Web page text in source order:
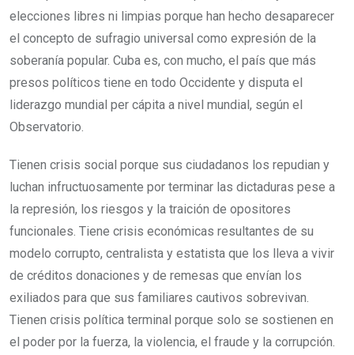
elecciones libres ni limpias porque han hecho desaparecer
el concepto de sufragio universal como expresión de la
soberanía popular. Cuba es, con mucho, el país que más
presos políticos tiene en todo Occidente y disputa el
liderazgo mundial per cápita a nivel mundial, según el
Observatorio.
Tienen crisis social porque sus ciudadanos los repudian y
luchan infructuosamente por terminar las dictaduras pese a
la represión, los riesgos y la traición de opositores
funcionales. Tiene crisis económicas resultantes de su
modelo corrupto, centralista y estatista que los lleva a vivir
de créditos donaciones y de remesas que envían los
exiliados para que sus familiares cautivos sobrevivan.
Tienen crisis política terminal porque solo se sostienen en
el poder por la fuerza, la violencia, el fraude y la corrupción.